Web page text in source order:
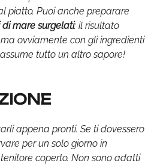
piatto. Puoi anche preparare
di mare surgelati: il risultato
ovviamente con gli ingredienti
tutto un altro sapore!
appena pronti. Se ti dovessero
per un solo giorno in
coperto. Non sono adatti